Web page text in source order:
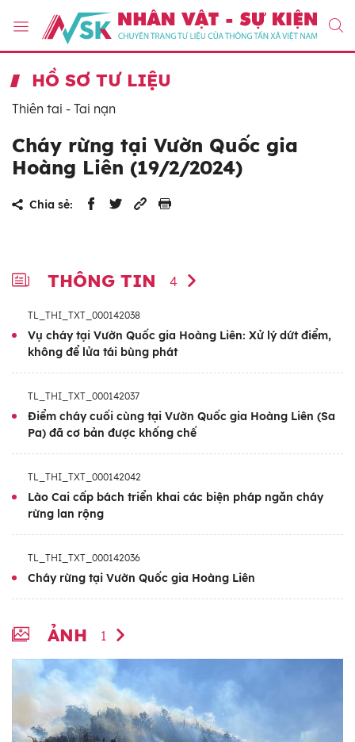
HỒ SƠ TƯ LIỆU
Thiên tai - Tai nạn
Cháy rừng tại Vườn Quốc gia
Hoàng Liên (19/2/2024)
Chia sẻ:
THÔNG TIN 4
TL_THI_TXT_000142038
Vụ cháy tại Vườn Quốc gia Hoàng Liên: Xử lý dứt điểm,
không để lửa tái bùng phát
TL_THI_TXT_000142037
Điểm cháy cuối cùng tại Vườn Quốc gia Hoàng Liên (Sa
Pa) đã cơ bản được khống chế
TL_THI_TXT_000142042
Lào Cai cấp bách triển khai các biện pháp ngăn cháy
rừng lan rộng
TL_THI_TXT_000142036
Cháy rừng tại Vườn Quốc gia Hoàng Liên
ẢNH 1